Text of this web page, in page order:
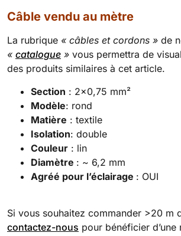
Câble vendu au mètre
La rubrique « câbles et cordons » de
« catalogue » vous permettra de
des produits similaires à cet article.
Section : 2×0,75 mm²
Modèle: rond
Matière : textile
Isolation: double
Couleur : lin
Diamètre : ~ 6,2 mm
Agréé pour l’éclairage : OUI
Si vous souhaitez commander >20 m
contactez-nous pour bénéficier d’une